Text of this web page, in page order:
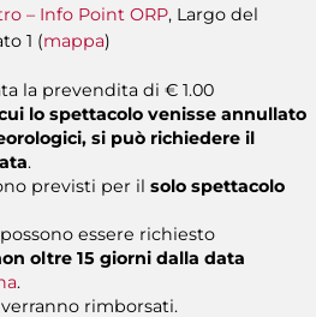
– Info Point ORP, Largo del
1 (mappa)
la prevendita di € 1.00
lo spettacolo venisse annullato
si può richiedere il
.
previsti per il solo spettacolo
essere richiesto
oltre 15 giorni dalla data
.
rimborsati.